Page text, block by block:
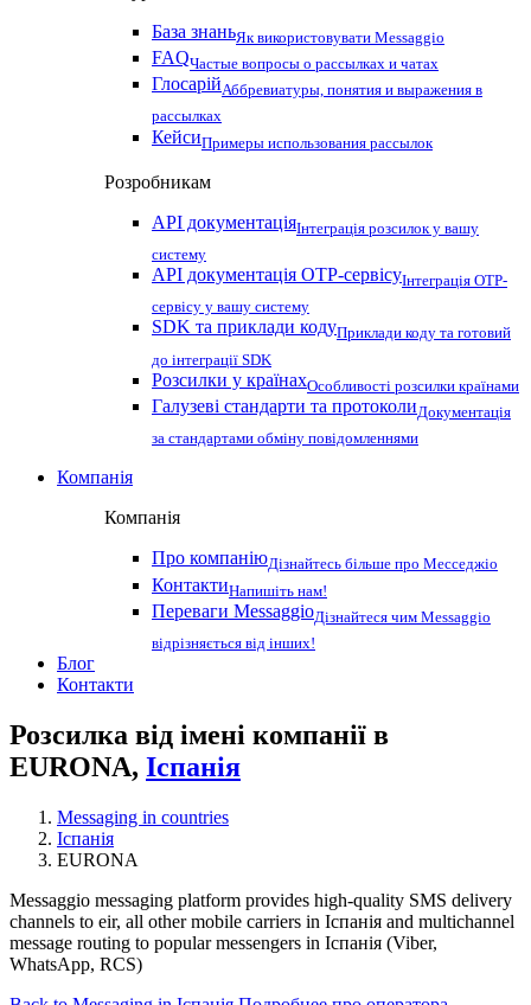
База знаньЯк використовувати Messaggio
FAQЧастые вопросы о рассылках и чатах
ГлосарійАббревиатуры, понятия и выражения в
рассылках
КейсиПримеры использования рассылок
Розробникам
API документаціяІнтеграція розсилок у вашу
систему
API документація OTP-сервісуІнтеграція OTP-
сервісу у вашу систему
SDK та приклади кодуПриклади коду та готовий
до інтеграції SDK
Розсилки у країнахОсобливості розсилки країнами
Галузеві стандарти та протоколиДокументація
за стандартами обміну повідомленнями
Компанія
Компанія
Про компаніюДізнайтесь більше про Месседжіо
КонтактиНапишіть нам!
Переваги MessaggioДізнайтеся чим Messaggio
відрізняється від інших!
Блог
Контакти
Розсилка від імені компанії в
EURONA, Іспанія
Messaging in countries
Іспанія
EURONA
Messaggio messaging platform provides high-quality SMS delivery
channels to eir, all other mobile carriers in Іспанія and multichannel
message routing to popular messengers in Іспанія (Viber,
WhatsApp, RCS)